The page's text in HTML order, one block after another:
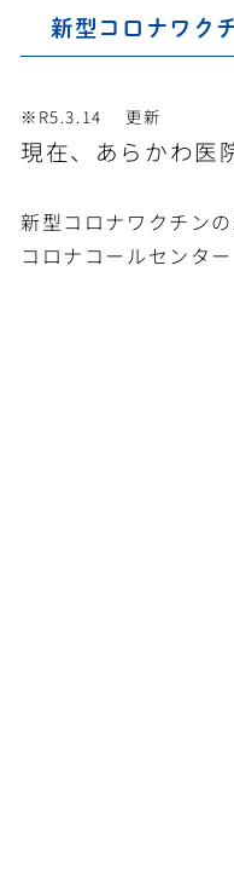
新型コロナワク
※R5.3.14 更新
現在、あらかわ医
新型コロナワクチン
コロナコールセンタ